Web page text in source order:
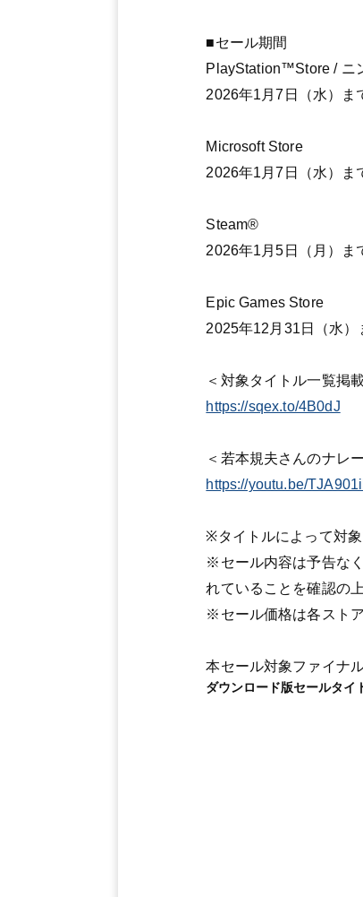
■セール期間
PlayStation™Store / ニ
2026年1月7日（水）ま
Microsoft Store
2026年1月7日（水）ま
Steam®
2026年1月5日（月）ま
Epic Games Store
2025年12月31日（水）
＜対象タイトル一覧掲
https://sqex.to/4B0dJ
＜若本規夫さんのナレ
https://youtu.be/
※タイトルによって対
※セール内容は予告な
れていることを確認の
※セール価格は各スト
本セール対象ファイナ
ダウンロード版セールタイ